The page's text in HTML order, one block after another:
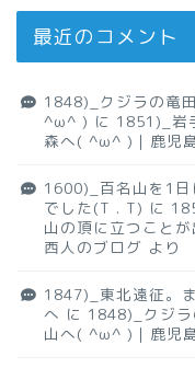
最近のコメント
1848)_クジラの竜
^ω^ ) に 1851)_岩
森へ( ^ω^ )｜鹿児
1600)_百名山を1日
でした(T . T) に
山の頂に立つこと
西人のブログ より
1847)_東北遠征。
へ に 1848)_クジ
山へ( ^ω^ )｜鹿児